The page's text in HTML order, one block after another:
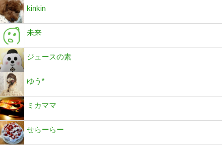
kinkin
未来
ジュースの素
ゆう*
ミカママ
せらーらー